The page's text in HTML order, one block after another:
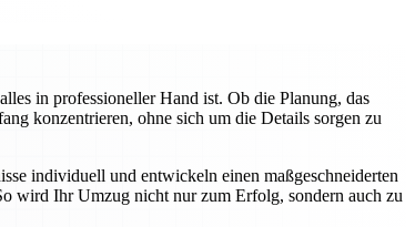
in professioneller Hand ist. Ob die Planung, das
konzentrieren, ohne sich um die Details sorgen zu
individuell und entwickeln einen maßgeschneiderten
wird Ihr Umzug nicht nur zum Erfolg, sondern auch zu